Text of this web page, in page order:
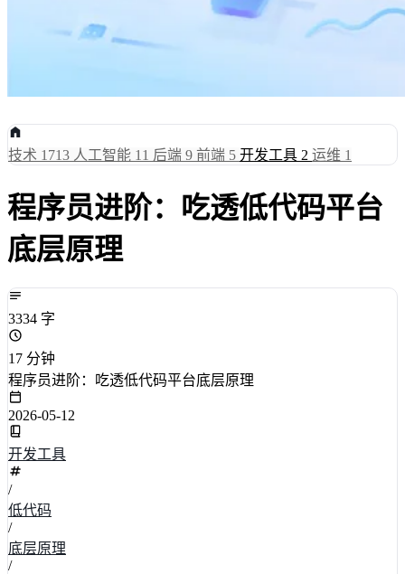
技术 1713 人工智能 11 后端 9 前端 5 开发工具 2 运维 1
程序员进阶：吃透低代码平台
底层原理
3334 字
17 分钟
程序员进阶：吃透低代码平台底层原理
2026-05-12
开发工具
/
低代码
/
底层原理
/